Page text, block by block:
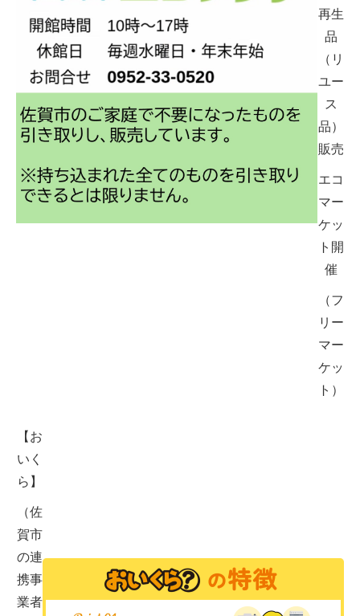
再生
品
（リ
ユー
ス
品）
販売
エコ
マー
ケッ
ト開
催
（フ
リー
マー
ケッ
ト）
【お
いく
ら】
（佐
賀市
の連
携事
業者